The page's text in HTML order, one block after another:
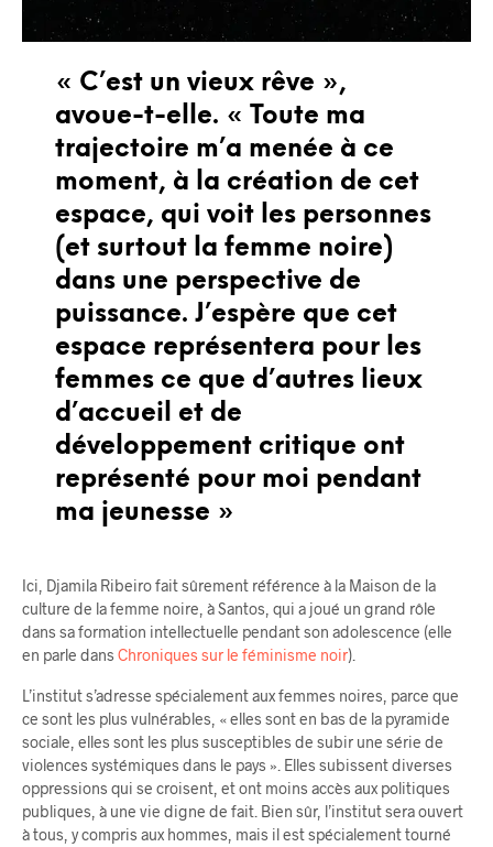
« C’est un vieux rêve »,
avoue-t-elle. « Toute ma
trajectoire m’a menée à ce
moment, à la création de cet
espace, qui voit les personnes
(et surtout la femme noire)
dans une perspective de
puissance. J’espère que cet
espace représentera pour les
femmes ce que d’autres lieux
d’accueil et de
développement critique ont
représenté pour moi pendant
ma jeunesse »
Ici, Djamila Ribeiro fait sûrement référence à la Maison de la
culture de la femme noire, à Santos, qui a joué un grand rôle
dans sa formation intellectuelle pendant son adolescence (elle
en parle dans Chroniques sur le féminisme noir).
L’institut s’adresse spécialement aux femmes noires, parce que
ce sont les plus vulnérables, « elles sont en bas de la pyramide
sociale, elles sont les plus susceptibles de subir une série de
violences systémiques dans le pays ». Elles subissent diverses
oppressions qui se croisent, et ont moins accès aux politiques
publiques, à une vie digne de fait. Bien sûr, l’institut sera ouvert
à tous, y compris aux hommes, mais il est spécialement tourné